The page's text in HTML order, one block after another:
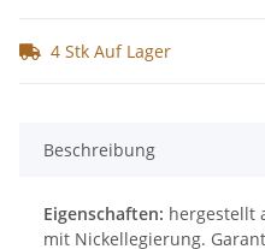
4 Stk Auf Lager
Beschreibung
Eigenschaften: hergestellt
mit Nickellegierung.